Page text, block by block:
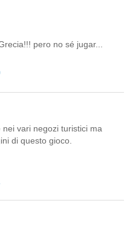
pero no sé jugar...
vari negozi turistici ma
di questo gioco.